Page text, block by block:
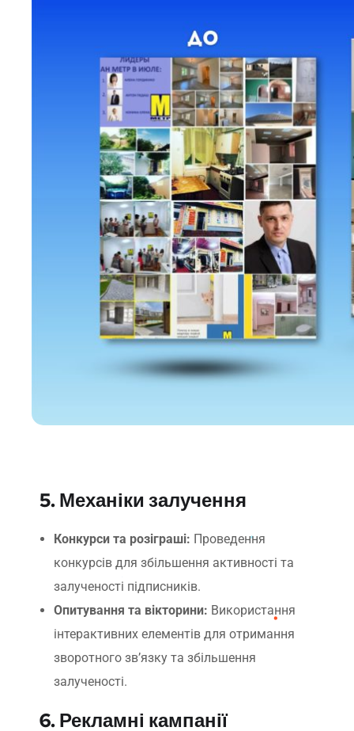
5. Механіки залучення
Конкурси та розіграші: Проведення
конкурсів для збільшення активності та
залученості підписників.
Опитування та вікторини: Використання
інтерактивних елементів для отримання
зворотного зв’язку та збільшення
залученості.
6. Рекламні кампанії